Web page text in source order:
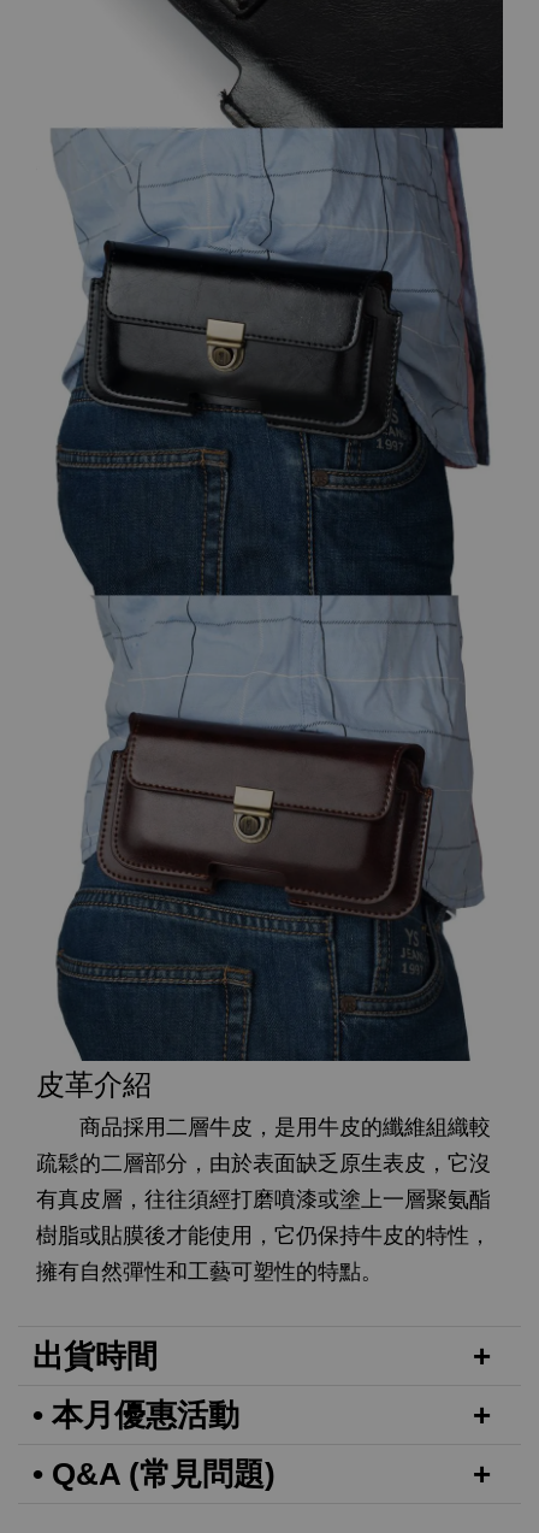
皮革介紹
商品採用二層牛皮，是用牛皮的纖維組織較
疏鬆的二層部分，由於表面缺乏原生表皮，它沒
有真皮層，往往須經打磨噴漆或塗上一層聚氨酯
樹脂或貼膜後才能使用，它仍保持牛皮的特性，
擁有自然彈性和工藝可塑性的特點。
出貨時間
• 本月優惠活動
• Q&A (常見問題)